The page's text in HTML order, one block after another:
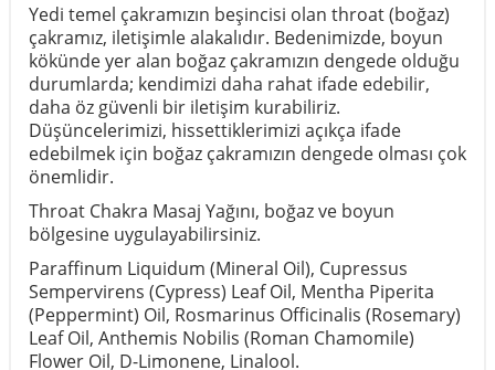
Yedi temel çakramızın beşincisi olan throat (boğaz)
çakramız, iletişimle alakalıdır. Bedenimizde, boyun
kökünde yer alan boğaz çakramızın dengede olduğu
durumlarda; kendimizi daha rahat ifade edebilir,
daha öz güvenli bir iletişim kurabiliriz.
Düşüncelerimizi, hissettiklerimizi açıkça ifade
edebilmek için boğaz çakramızın dengede olması çok
önemlidir.
Throat Chakra Masaj Yağını, boğaz ve boyun
bölgesine uygulayabilirsiniz.
Paraffinum Liquidum (Mineral Oil), Cupressus
Sempervirens (Cypress) Leaf Oil, Mentha Piperita
(Peppermint) Oil, Rosmarinus Officinalis (Rosemary)
Leaf Oil, Anthemis Nobilis (Roman Chamomile)
Flower Oil, D-Limonene, Linalool.